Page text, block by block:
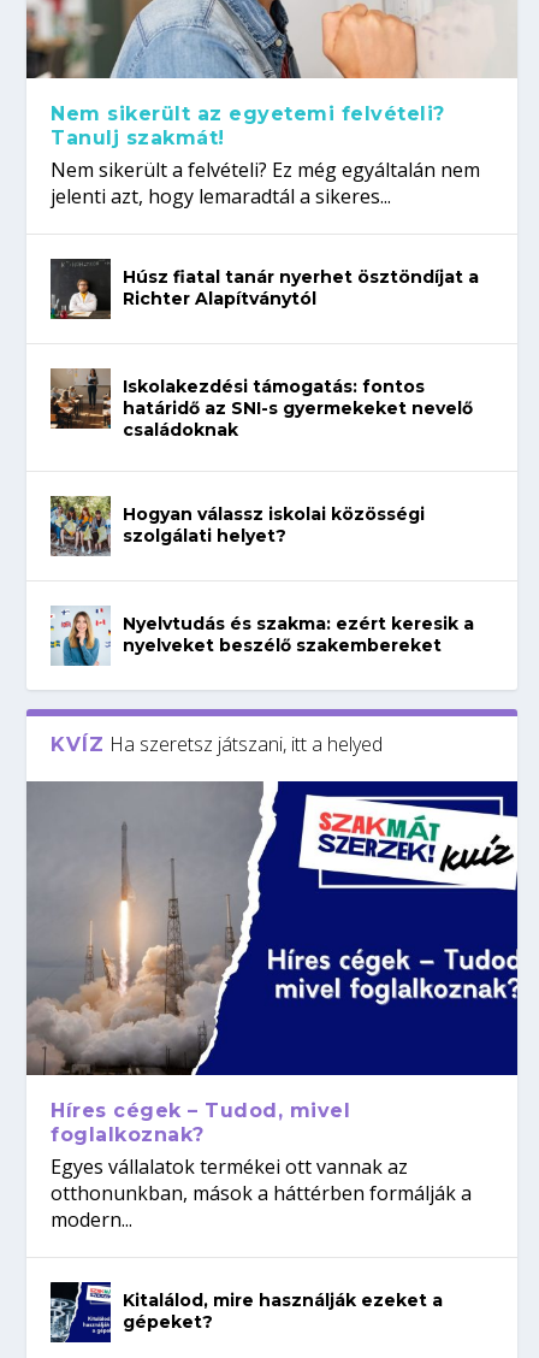
Nem sikerült az egyetemi felvételi?
Tanulj szakmát!
Nem sikerült a felvételi? Ez még egyáltalán nem
jelenti azt, hogy lemaradtál a sikeres...
Húsz fiatal tanár nyerhet ösztöndíjat a
Richter Alapítványtól
Iskolakezdési támogatás: fontos
határidő az SNI-s gyermekeket nevelő
családoknak
Hogyan válassz iskolai közösségi
szolgálati helyet?
Nyelvtudás és szakma: ezért keresik a
nyelveket beszélő szakembereket
KVÍZ Ha szeretsz játszani, itt a helyed
Híres cégek – Tudod, mivel
foglalkoznak?
Egyes vállalatok termékei ott vannak az
otthonunkban, mások a háttérben formálják a
modern...
Kitalálod, mire használják ezeket a
gépeket?